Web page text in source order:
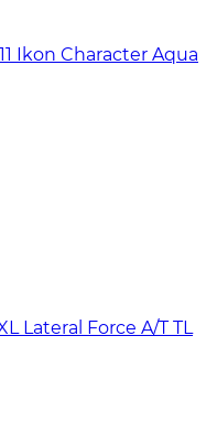
Ikon Character Aqua
Lateral Force A/T TL